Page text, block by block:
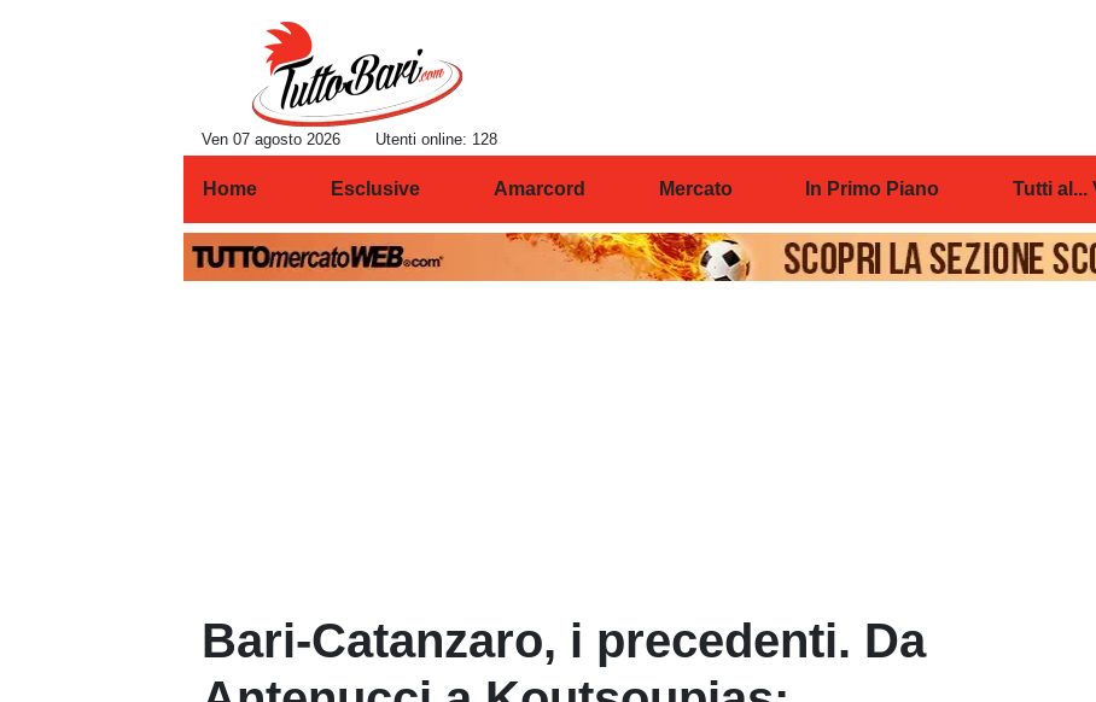
Ven 07 agosto 2026 Utenti online: 128
Home Esclusive Amarcord Mercato In Primo Piano Tutti al...
Bari-Catanzaro, i precedenti. Da